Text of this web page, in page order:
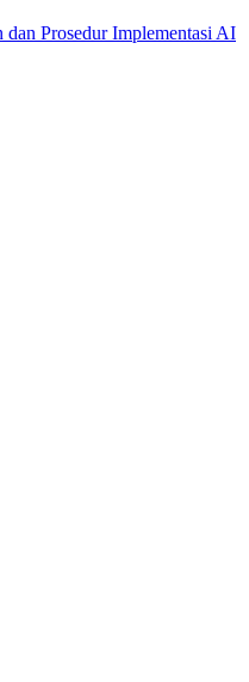
dan Prosedur Implementasi AI